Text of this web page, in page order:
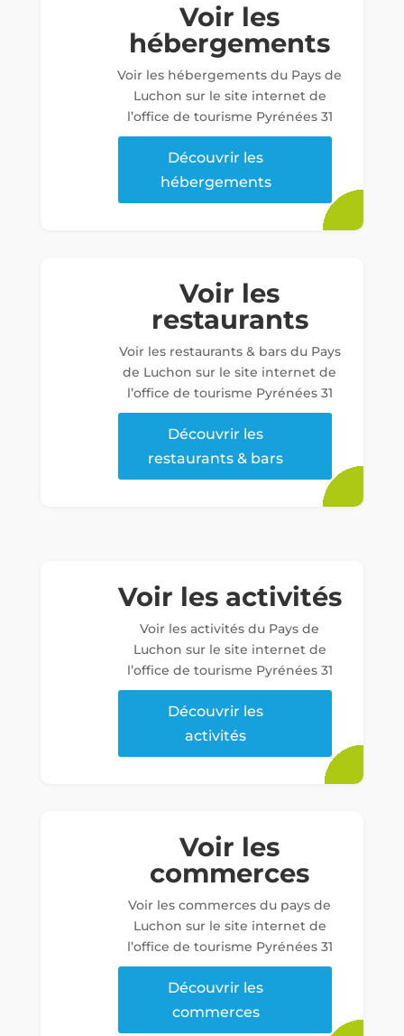
Voir les
hébergements
Voir les hébergements du Pays de
Luchon sur le site internet de
l’office de tourisme Pyrénées 31
Découvrir les
hébergements
Voir les
restaurants
Voir les restaurants & bars du Pays
de Luchon sur le site internet de
l’office de tourisme Pyrénées 31
Découvrir les
restaurants & bars
Voir les activités
Voir les activités du Pays de
Luchon sur le site internet de
l’office de tourisme Pyrénées 31
Découvrir les
activités
Voir les
commerces
Voir les commerces du pays de
Luchon sur le site internet de
l’office de tourisme Pyrénées 31
Découvrir les
commerces